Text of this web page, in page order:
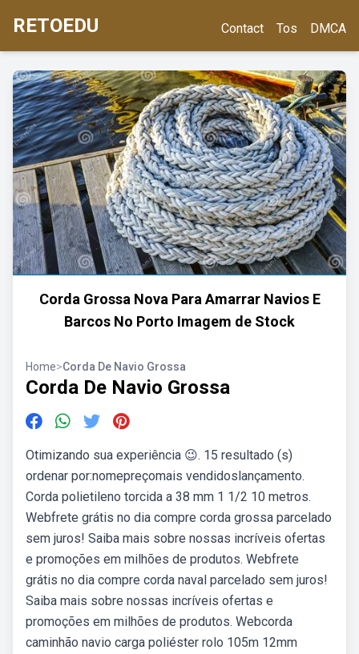
RETOEDU Contact Tos DMCA
Corda Grossa Nova Para Amarrar Navios E
Barcos No Porto Imagem de Stock
Home>Corda De Navio Grossa
Corda De Navio Grossa
Otimizando sua experiência 😉. 15 resultado (s)
ordenar por:nomepreçomais vendidoslançamento.
Corda polietileno torcida a 38 mm 1 1/2 10 metros.
Webfrete grátis no dia compre corda grossa parcelado
sem juros! Saiba mais sobre nossas incríveis ofertas
e promoções em milhões de produtos. Webfrete
grátis no dia compre corda naval parcelado sem juros!
Saiba mais sobre nossas incríveis ofertas e
promoções em milhões de produtos. Webcorda
caminhão navio carga poliéster rolo 105m 12mm